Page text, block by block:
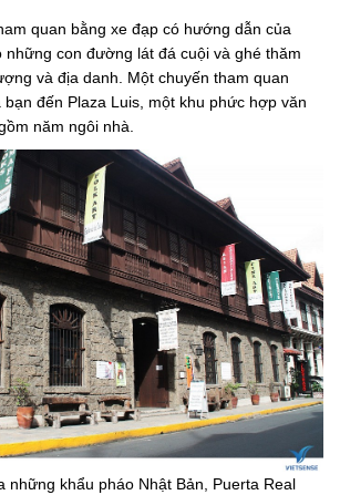
quan bằng xe đạp có hướng dẫn của
những con đường lát đá cuội và ghé thăm
và địa danh. Một chuyến tham quan
đến Plaza Luis, một khu phức hợp văn
năm ngôi nhà.
những khẩu pháo Nhật Bản, Puerta Real